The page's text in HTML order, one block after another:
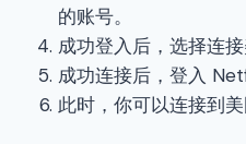
的账号。
成功登入后，选择连接
成功连接后，登入
此时，你可以连接到美